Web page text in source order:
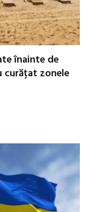
înainte de
curățat zonele